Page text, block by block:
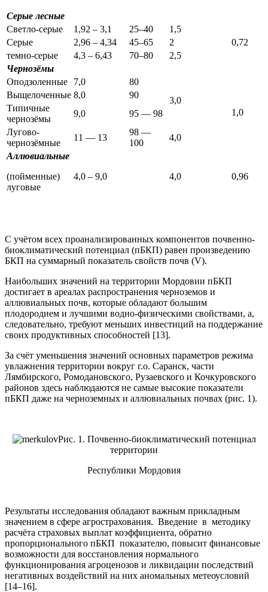
Серые лесные
Светло-серые
1,92 – 3,1 25–40
1,5
0,72
Серые 2,96 – 4,34 45–65
2
темно-серые
4,3 – 6,43 70–80
2,5
Чернозёмы
Оподзоленные
7,0
80
3,0
1,0
Выщелоченные 8,0
90
Типичные
чернозёмы
9,0
95 — 98
Лугово-
чернозёмные
11 — 13
98 —
100
4,0
Аллювиальные
(пойменные)
луговые
4,0 – 9,0 4,0 0,96
С учётом всех проанализированных компонентов почвенно-
биоклиматический потенциал (пБКП) равен произведению
БКП на суммарный показатель свойств почв (V).
Наибольших значений на территории Мордовии пБКП
достигает в ареалах распространения черноземов и
аллювиальных почв, которые обладают большим
плодородием и лучшими водно-физическими свойствами, а,
следовательно, требуют меньших инвестиций на поддержание
своих продуктивных способностей [13].
За счёт уменьшения значений основных параметров режима
увлажнения территории вокруг г.о. Саранск, части
Лямбирского, Ромодановского, Рузаевского и Кочкуровского
районов здесь наблюдаются не самые высокие показатели
пБКП даже на черноземных и аллювиальных почвах (рис. 1).
Рис. 1. Почвенно-биоклиматический потенциал
территории
Республики Мордовия
Результаты исследования обладают важным прикладным
значением в сфере агрострахования. Введение в методику
расчёта страховых выплат коэффициента, обратно
пропорционального пБКП показателю, повысит финансовые
возможности для восстановления нормального
функционирования агроценозов и ликвидации последствий
негативных воздействий на них аномальных метеоусловий
[14–16].